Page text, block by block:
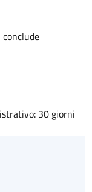
30 giorni